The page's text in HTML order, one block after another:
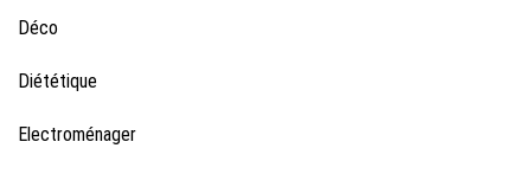
Déco
Diététique
Electroménager